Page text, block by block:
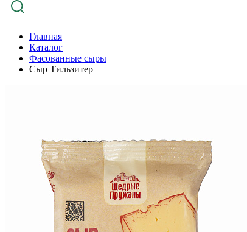
Главная
Каталог
Фасованные сыры
Сыр Тильзитер